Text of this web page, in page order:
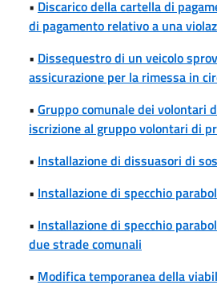
• Discarico della cartella di
di pagamento relativo a una
• Dissequestro di un veicolo
assicurazione per la rimessa in
• Gruppo comunale dei volontari
iscrizione al gruppo volontari di
• Installazione di dissuasori di
• Installazione di specchio
• Installazione di specchio
due strade comunali
• Modifica temporanea della